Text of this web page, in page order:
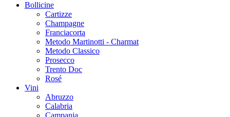
Bollicine
Cartizze
Champagne
Franciacorta
Metodo Martinotti - Charmat
Metodo Classico
Prosecco
Trento Doc
Rosé
Vini
Abruzzo
Calabria